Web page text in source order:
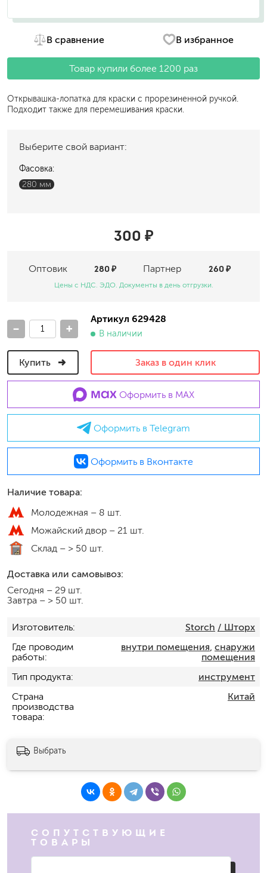
В сравнение В избранное
Товар купили более 1200 раз
Открывашка-лопатка для краски с прорезиненной ручкой.
Подходит также для перемешивания краски.
Выберите свой вариант:
Фасовка:
280 мм
300 ₽
Оптовик Партнер
280 ₽ 260 ₽
Цены с НДС. ЭДО. Документы в день отгрузки.
- +
Артикул 629428
В наличии
Купить Заказ в один клик
Оформить в MAX
Оформить в Telegram
Оформить в Вконтакте
Наличие товара:
Молодежная – 8 шт.
Можайский двор – 21 шт.
Склад – > 50 шт.
Доставка или самовывоз:
Сегодня – 29 шт.
Завтра – > 50 шт.
Изготовитель Storch / Шторх
Где проводим
работы
внутри помещения снаружи
помещения
Тип продукта
инструмент
Страна
производства
товара
Китай
Выбрать
СОПУТСТВУЮЩИЕ
ТОВАРЫ